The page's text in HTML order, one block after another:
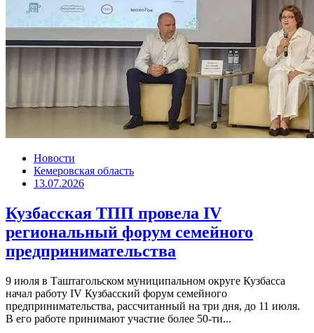
Новости
Кемеровская область
13.07.2026
Кузбасская ТПП провела IV
региональный форум семейного
предпринимательства
9 июля в Таштагольском муниципальном округе Кузбасса
начал работу IV Кузбасский форум семейного
предпринимательства, рассчитанный на три дня, до 11 июля.
В его работе принимают участие более 50-ти...